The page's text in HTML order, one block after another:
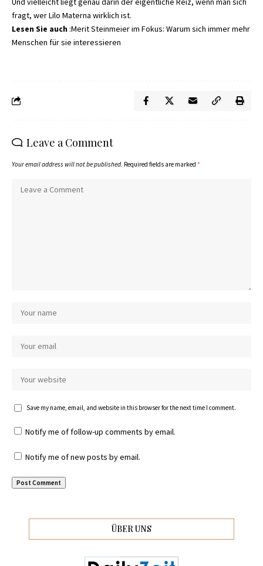
fragt, wer Lilo Materna wirklich ist.
Lesen Sie auch :Merit Steinmeier im Fokus: Warum sich immer mehr
Menschen für sie interessieren
Leave a Comment
Your email address will not be published. Required fields are marked *
Save my name, email, and website in this browser for the next time I comment.
Notify me of follow-up comments by email.
Notify me of new posts by email.
ÜBER UNS